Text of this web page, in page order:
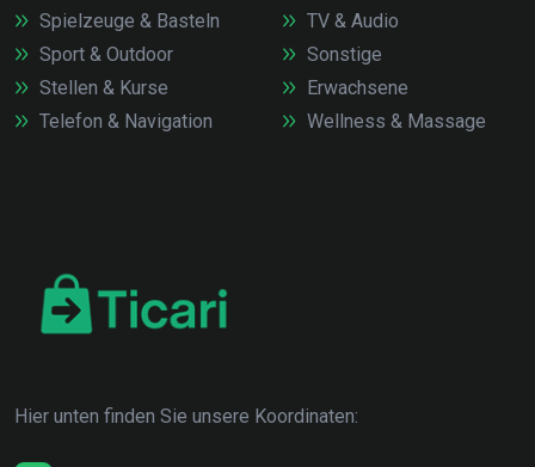
Spielzeuge & Basteln
Sport & Outdoor
Stellen & Kurse
Telefon & Navigation
TV & Audio
Sonstige
Erwachsene
Wellness & Massage
Hier unten finden Sie unsere Koordinaten: